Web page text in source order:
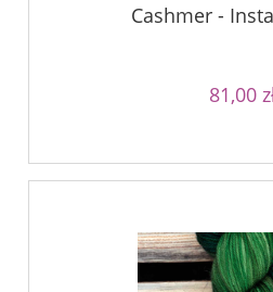
Cashmer -
81,00